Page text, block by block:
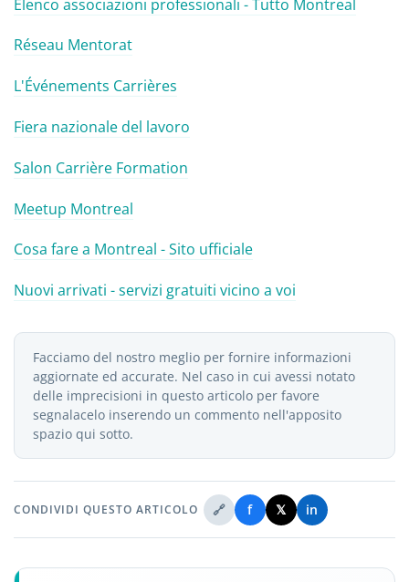
Elenco associazioni professionali - Tutto Montreal
Réseau Mentorat
L'Événements Carrières
Fiera nazionale del lavoro
Salon Carrière Formation
Meetup Montreal
Cosa fare a Montreal - Sito ufficiale
Nuovi arrivati - servizi gratuiti vicino a voi
Facciamo del nostro meglio per fornire informazioni
aggiornate ed accurate. Nel caso in cui avessi notato
delle imprecisioni in questo articolo per favore
segnalacelo inserendo un commento nell'apposito
spazio qui sotto.
CONDIVIDI QUESTO ARTICOLO 🔗 f 𝕏 in